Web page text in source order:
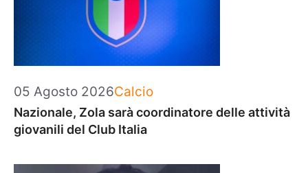
05 Agosto 2026Categorie
Calcio
Nazionale, Zola sarà coordinatore delle attività
giovanili del Club Italia